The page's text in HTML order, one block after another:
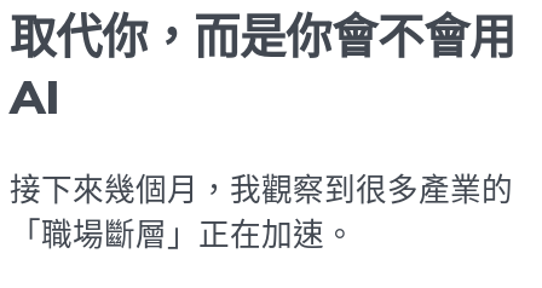
取代你，而是你會不會用
AI
接下來幾個月，我觀察到很多產業的
「職場斷層」正在加速。